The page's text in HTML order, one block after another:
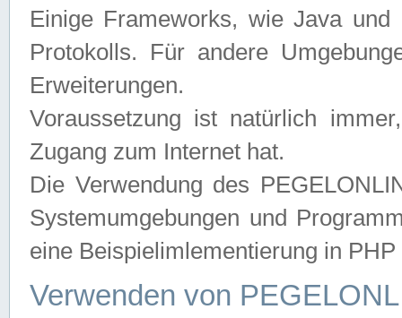
Einige Frameworks, wie Java
Protokolls. Für andere
Erweiterungen.
Voraussetzung ist natürlich
Zugang zum Internet hat.
Die Verwendung des
Systemumgebungen und
eine Beispielimlementierung in
Verwenden von